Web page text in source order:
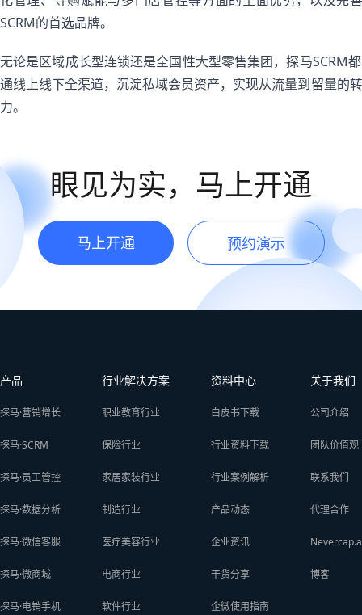
SCRM的首选品牌。
无论是区域成长型连锁还是全国性大型零售集团，探马SCRM
通线上线下全渠道，沉淀私域会员资产，实现从流量到留量的
力。
眼见为实，马上开通
马上开通 预约演示
产品
探马·营销增长
探马·SCRM
探马·员工管控
探马·数据分析
探马·微信客服
探马·微商城
探马·电销手机
行业解决方案
职业教育行业
保险行业
家居家装行业
制造行业
医疗美容行业
电商行业
软件行业
资料中心
白皮书下载
行业资料下载
行业案例解析
产品动态
企业资讯
干货分享
企微使用指南
关于我们
公司介绍
团队价值观
联系我们
代理合作
博客